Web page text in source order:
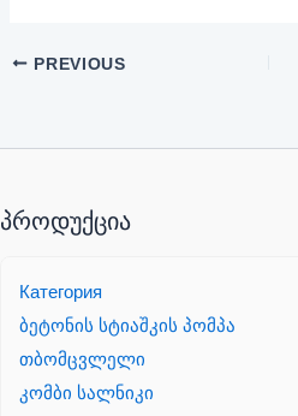
PREVIOUS
პროდუქცია
Категория
ბეტონის სტიაშკის პომპა
თბომცვლელი
კომბი სალნიკი